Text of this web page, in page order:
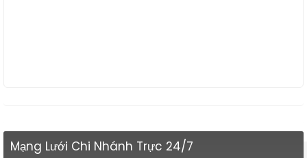
Mạng Lưới Chi Nhánh Trực 24/7